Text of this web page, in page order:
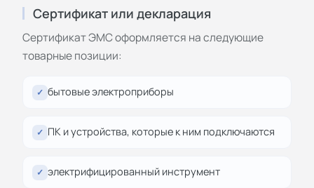
Сертификат или декларация
Сертификат ЭМС оформляется на следующие
товарные позиции:
✓ бытовые электроприборы
✓ ПК и устройства, которые к ним подключаются
✓ электрифицированный инструмент